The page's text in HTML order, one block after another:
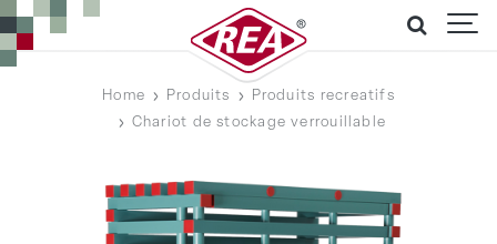
Home Produits
Produits recreatifs
Chariot de stockage verrouillable